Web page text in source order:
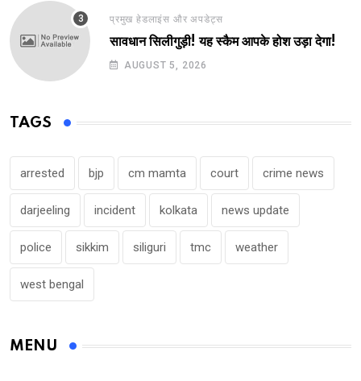
प्रमुख हेडलाइंस और अपडेट्स
सावधान सिलीगुड़ी! यह स्कैम आपके होश उड़ा देगा!
AUGUST 5, 2026
TAGS
arrested bjp cm mamta court crime news
darjeeling incident kolkata news update
police sikkim siliguri tmc weather
west bengal
MENU